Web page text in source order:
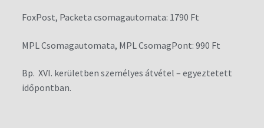
FoxPost, Packeta csomagautomata: 1790 Ft
MPL Csomagautomata, MPL CsomagPont: 990 Ft
Bp. XVI. kerületben személyes átvétel – egyeztetett
időpontban.